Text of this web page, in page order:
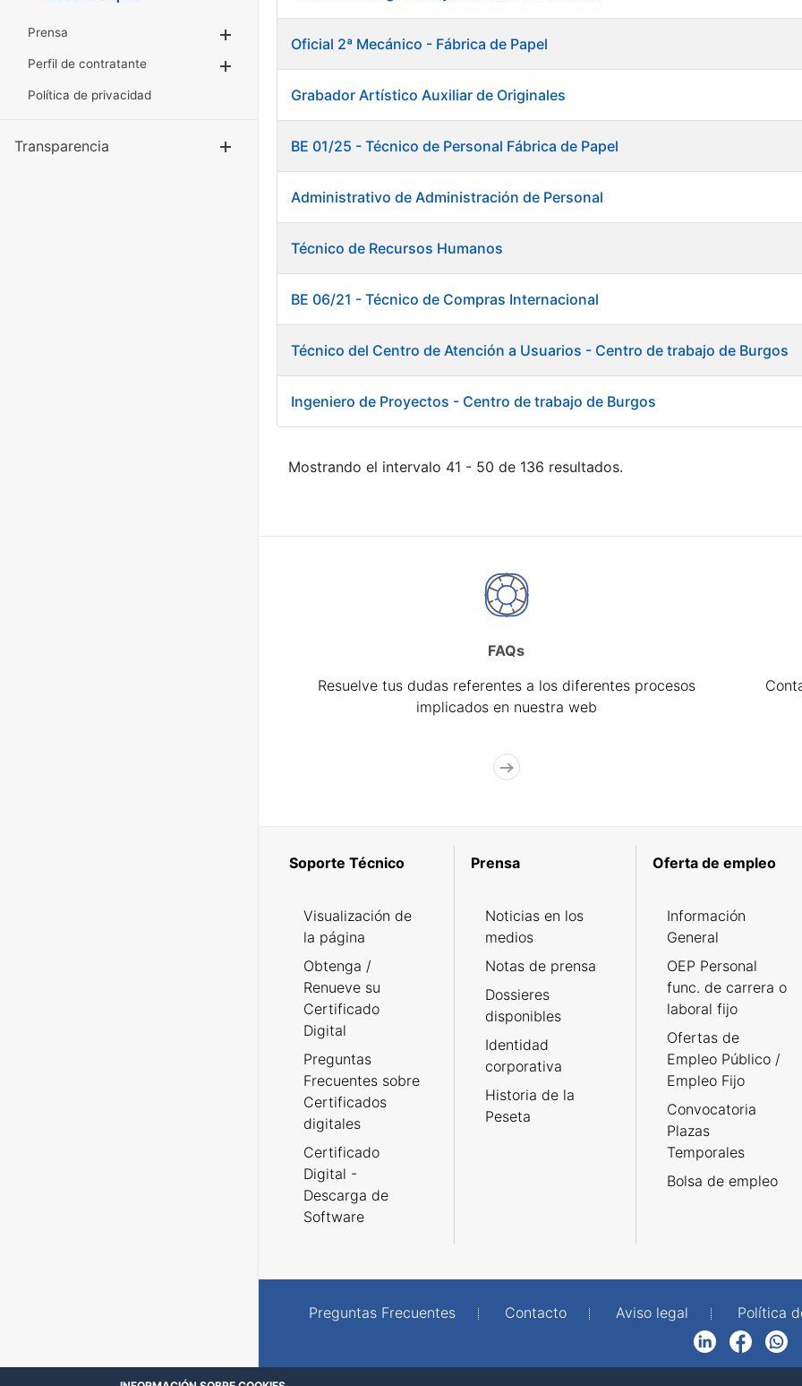
Prensa
Mostrar/Ocultar
Perfil de contratante
Política de privacidad
Transparencia Mostrar/Ocultar
Oficial 2ª Mecánico - Fábrica de Papel
Grabador Artístico Auxiliar de Originales
BE 01/25 - Técnico de Personal Fábrica de Papel
Administrativo de Administración de Personal
Técnico de Recursos Humanos
BE 06/21 - Técnico de Compras Internacional
Técnico del Centro de Atención a Usuarios - Centro de trabajo de Burgos
Ingeniero de Proyectos - Centro de trabajo de Burgos
Mostrando el intervalo 41 - 50 de 136 resultados.
FAQs
Resuelve tus dudas referentes a los diferentes procesos
implicados en nuestra web
Soporte Técnico
Visualización de
la página
Obtenga /
Renueve su
Certificado
Digital
Preguntas
Frecuentes sobre
Certificados
digitales
Certificado
Digital -
Descarga de
Software
Prensa
Noticias en los
medios
Notas de prensa
Dossieres
disponibles
Identidad
corporativa
Historia de la
Peseta
Oferta de empleo
Información
General
OEP Personal
func. de carrera o
laboral fijo
Ofertas de
Empleo Público /
Empleo Fijo
Convocatoria
Plazas
Temporales
Bolsa de empleo
Preguntas Frecuentes Contacto Aviso legal Política
FacebookWhatsApp